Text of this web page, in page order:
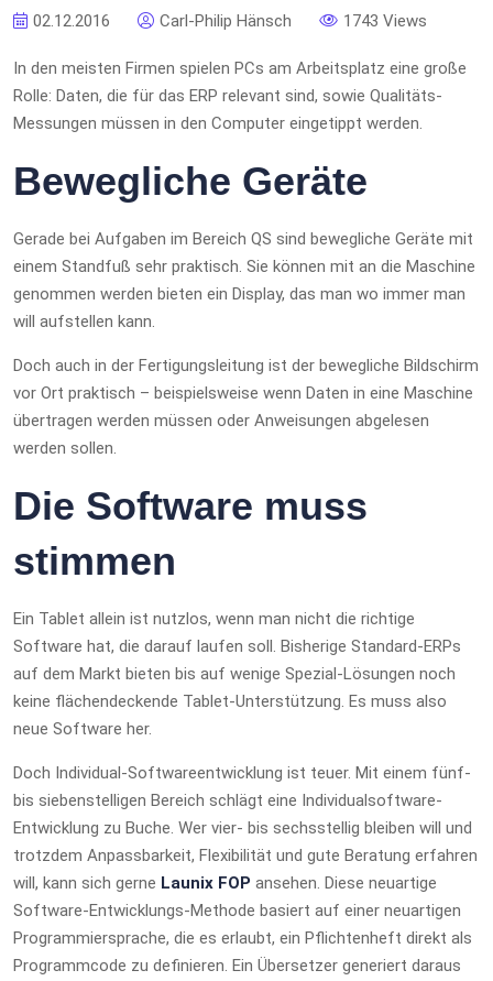
02.12.2016 Carl-Philip Hänsch 1743 Views
In den meisten Firmen spielen PCs am Arbeitsplatz eine große
Rolle: Daten, die für das ERP relevant sind, sowie Qualitäts-
Messungen müssen in den Computer eingetippt werden.
Bewegliche Geräte
Gerade bei Aufgaben im Bereich QS sind bewegliche Geräte mit
einem Standfuß sehr praktisch. Sie können mit an die Maschine
genommen werden bieten ein Display, das man wo immer man
will aufstellen kann.
Doch auch in der Fertigungsleitung ist der bewegliche Bildschirm
vor Ort praktisch – beispielsweise wenn Daten in eine Maschine
übertragen werden müssen oder Anweisungen abgelesen
werden sollen.
Die Software muss
stimmen
Ein Tablet allein ist nutzlos, wenn man nicht die richtige
Software hat, die darauf laufen soll. Bisherige Standard-ERPs
auf dem Markt bieten bis auf wenige Spezial-Lösungen noch
keine flächendeckende Tablet-Unterstützung. Es muss also
neue Software her.
Doch Individual-Softwareentwicklung ist teuer. Mit einem fünf-
bis siebenstelligen Bereich schlägt eine Individualsoftware-
Entwicklung zu Buche. Wer vier- bis sechsstellig bleiben will und
trotzdem Anpassbarkeit, Flexibilität und gute Beratung erfahren
will, kann sich gerne Launix FOP ansehen. Diese neuartige
Software-Entwicklungs-Methode basiert auf einer neuartigen
Programmiersprache, die es erlaubt, ein Pflichtenheft direkt als
Programmcode zu definieren. Ein Übersetzer generiert daraus